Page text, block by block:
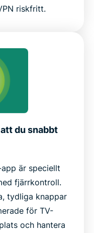
riskfritt.
du snabbt
är speciellt
fjärrkontroll.
tydliga knappar
för TV-
och hantera